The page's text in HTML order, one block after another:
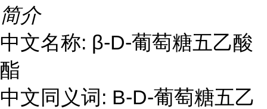
简介
中文名称: β-D-葡萄糖五乙酸
酯
中文同义词: Β-D-葡萄糖五乙